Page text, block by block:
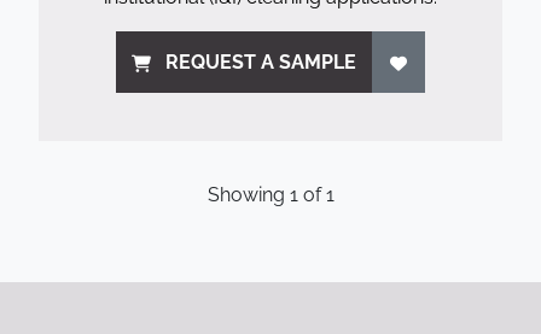
REQUEST A SAMPLE
Showing 1of1